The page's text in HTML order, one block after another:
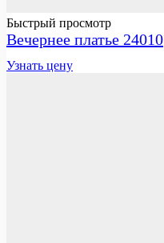
Быстрый просмотр
Вечернее платье 24010
Узнать цену